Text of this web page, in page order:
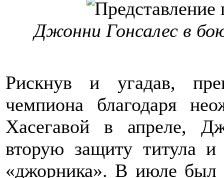
Джонни Гонсалес в
Рискнув и угадав,
чемпиона благодаря
Хасегавой в апреле,
вторую защиту титула
«джорника». В июле был